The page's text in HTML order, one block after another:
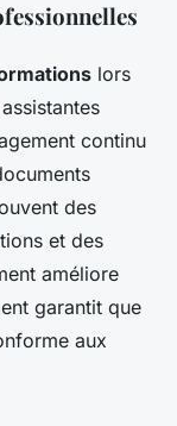
lors
continu
des
et des
améliore
garantit que
aux